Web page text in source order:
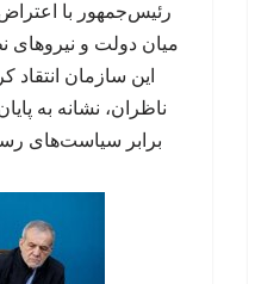
رئیس‌جمهور با
میان دولت و نیروهای
این سازمان انتقاد
ناظران، نشانه به
برابر سیاست‌های